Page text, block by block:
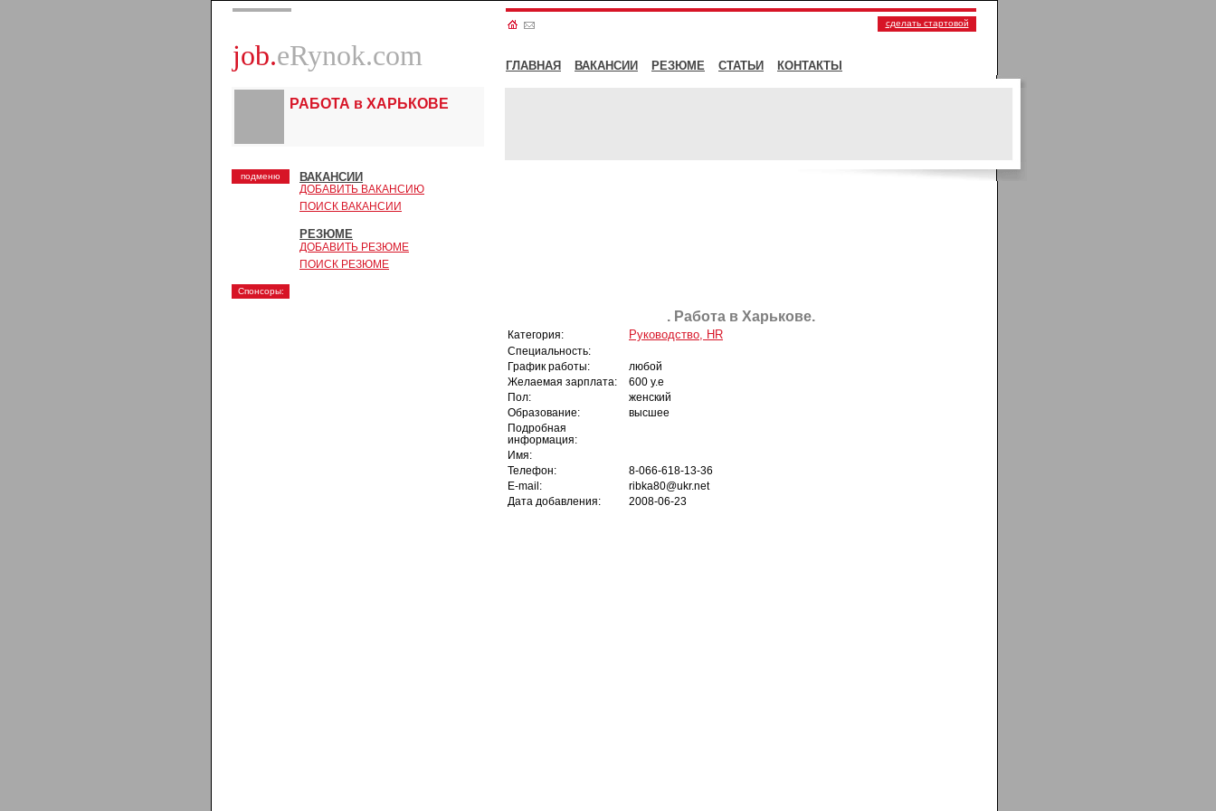
job.eRynok.com
сделать стартовой
ГЛАВНАЯ ВАКАНСИИ РЕЗЮМЕ СТАТЬИ КОНТАКТЫ
РАБОТА в ХАРЬКОВЕ
подменю ВАКАНСИИ
ДОБАВИТЬ ВАКАНСИЮ
ПОИСК ВАКАНСИИ
РЕЗЮМЕ
ДОБАВИТЬ РЕЗЮМЕ
ПОИСК РЕЗЮМЕ
Спонсоры:
. Работа в Харькове.
Категория: Руководство, HR
Специальность:
График работы:
любой
Желаемая зарплата:
600 у.е
Пол:
женский
Образование:
высшее
Подробная
информация:
Имя:
Телефон:
8-066-618-13-36
E-mail:
ribka80@ukr.net
Дата добавления:
2008-06-23